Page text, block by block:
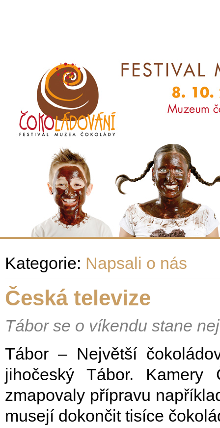
Kategorie: Napsali o nás
Česká televize
Tábor se o víkendu stane
Tábor – Největší
jihočeský Tábor.
zmapovaly přípravu
musejí dokončit tisíce